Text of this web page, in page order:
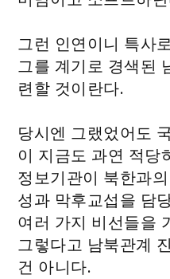
그런 인연이니 특사
그를 계기로 경색된
련할 것이란다.
당시엔 그랬었어도
이 지금도 과연 적당
정보기관이 북한과
성과 막후교섭을 담
여러 가지 비선들을
그렇다고 남북관계
건 아니다.